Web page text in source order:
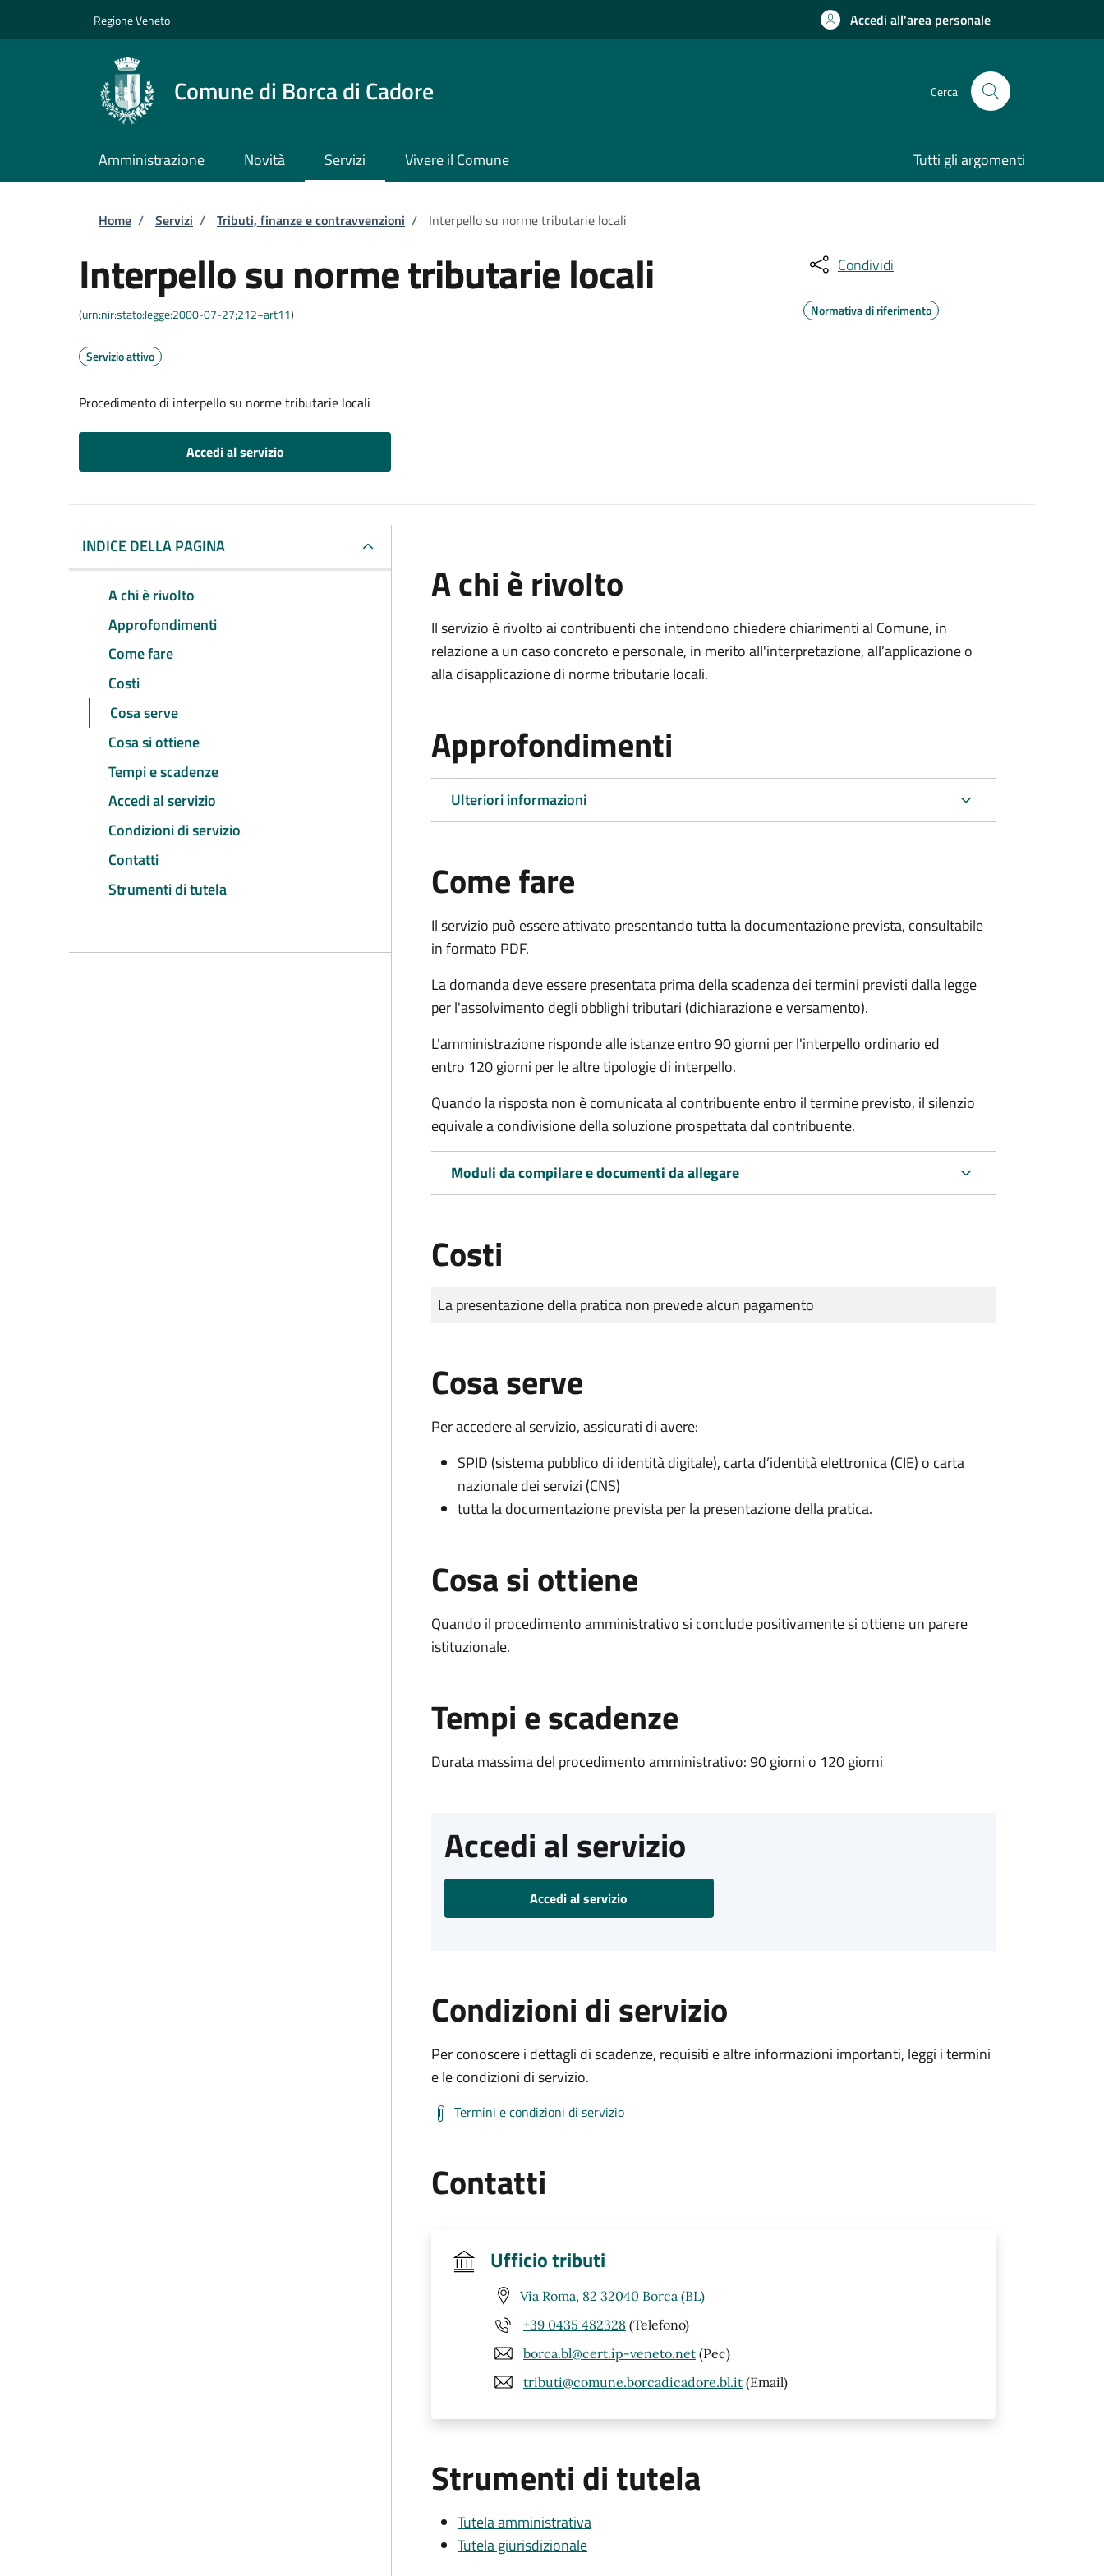
Regione Veneto Accedi all'area personale
Comune di Borca di Cadore Cerca
Amministrazione Novità Servizi Vivere il Comune Tutti gli argomenti
Briciole di pane
Home / Servizi / Tributi, finanze e contravvenzioni / Interpello su norme tributarie locali
Interpello su norme tributarie locali
(urn:nir:stato:legge:2000-07-27;212~art11)
Servizio attivo
Procedimento di interpello su norme tributarie locali
Accedi al servizio
Condividi
Normativa di riferimento
INDICE DELLA PAGINA
A chi è rivolto
Approfondimenti
Come fare
Costi
Cosa serve
Cosa si ottiene
Tempi e scadenze
Accedi al servizio
Condizioni di servizio
Contatti
Strumenti di tutela
A chi è rivolto
Il servizio è rivolto ai contribuenti che intendono chiedere chiarimenti al Comune, in
relazione a un caso concreto e personale, in merito all'interpretazione, all’applicazione o
alla disapplicazione di norme tributarie locali.
Approfondimenti
Ulteriori informazioni
Come fare
Il servizio può essere attivato presentando tutta la documentazione prevista, consultabile
in formato PDF.
La domanda deve essere presentata prima della scadenza dei termini previsti dalla legge
per l'assolvimento degli obblighi tributari (dichiarazione e versamento).
L'amministrazione risponde alle istanze entro 90 giorni per l'interpello ordinario ed
entro 120 giorni per le altre tipologie di interpello.
Quando la risposta non è comunicata al contribuente entro il termine previsto, il silenzio
equivale a condivisione della soluzione prospettata dal contribuente.
Moduli da compilare e documenti da allegare
Costi
Tipo di pagamento
Importo
La presentazione della pratica non prevede alcun pagamento
Cosa serve
Per accedere al servizio, assicurati di avere:
SPID (sistema pubblico di identità digitale), carta d’identità elettronica (CIE) o carta
nazionale dei servizi (CNS)
tutta la documentazione prevista per la presentazione della pratica.
Cosa si ottiene
Quando il procedimento amministrativo si conclude positivamente si ottiene un parere
istituzionale.
Tempi e scadenze
Durata massima del procedimento amministrativo: 90 giorni o 120 giorni
Accedi al servizio
Accedi al servizio
Condizioni di servizio
Per conoscere i dettagli di scadenze, requisiti e altre informazioni importanti, leggi i termini
e le condizioni di servizio.
Termini e condizioni di servizio
Contatti
Ufficio tributi
Via Roma, 82 32040 Borca (BL)
+39 0435 482328 (Telefono)
borca.bl@cert.ip-veneto.net (Pec)
tributi@comune.borcadicadore.bl.it (Email)
Strumenti di tutela
Tutela amministrativa
Tutela giurisdizionale